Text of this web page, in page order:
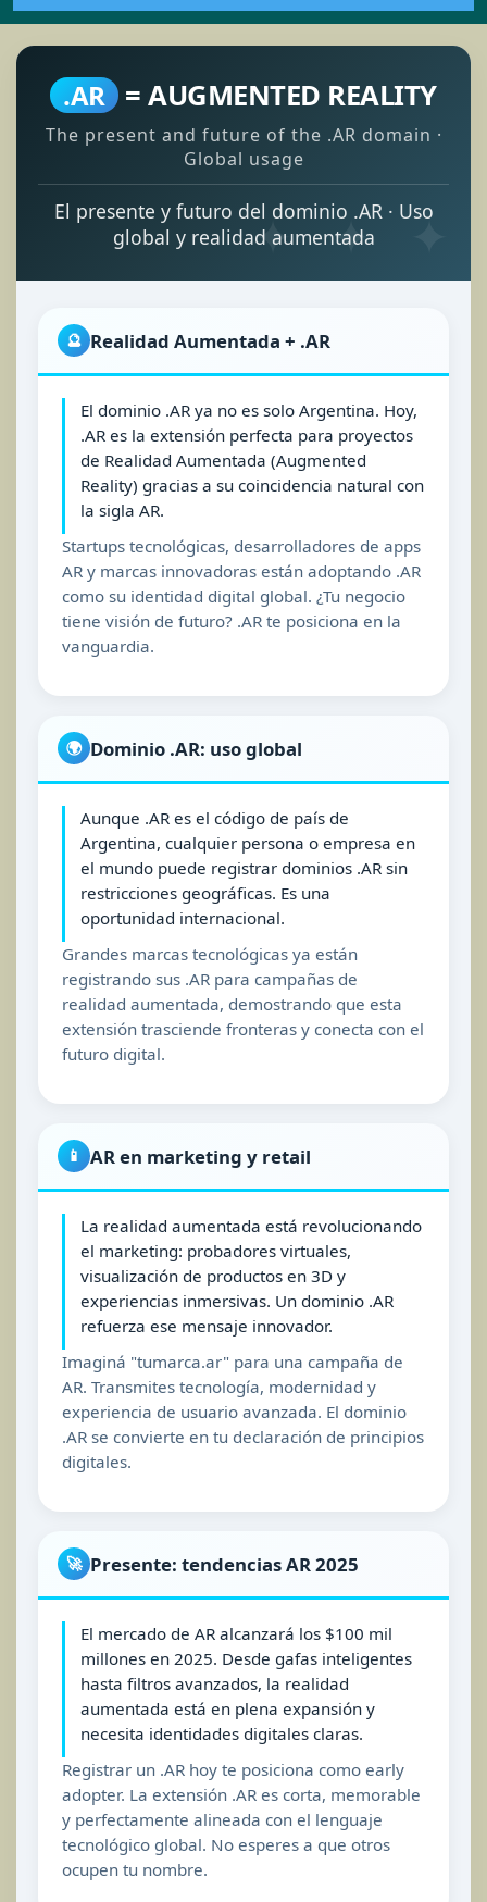
.AR = AUGMENTED REALITY
The present and future of the .AR domain ·
Global usage
El presente y futuro del dominio .AR · Uso
global y realidad aumentada
🔮 Realidad Aumentada + .AR
El dominio .AR ya no es solo Argentina. Hoy,
.AR es la extensión perfecta para proyectos
de Realidad Aumentada (Augmented
Reality) gracias a su coincidencia natural con
la sigla AR.
Startups tecnológicas, desarrolladores de apps
AR y marcas innovadoras están adoptando .AR
como su identidad digital global. ¿Tu negocio
tiene visión de futuro? .AR te posiciona en la
vanguardia.
🌍 Dominio .AR: uso global
Aunque .AR es el código de país de
Argentina, cualquier persona o empresa en
el mundo puede registrar dominios .AR sin
restricciones geográficas. Es una
oportunidad internacional.
Grandes marcas tecnológicas ya están
registrando sus .AR para campañas de
realidad aumentada, demostrando que esta
extensión trasciende fronteras y conecta con el
futuro digital.
📱 AR en marketing y retail
La realidad aumentada está revolucionando
el marketing: probadores virtuales,
visualización de productos en 3D y
experiencias inmersivas. Un dominio .AR
refuerza ese mensaje innovador.
Imaginá "tumarca.ar" para una campaña de
AR. Transmites tecnología, modernidad y
experiencia de usuario avanzada. El dominio
.AR se convierte en tu declaración de principios
digitales.
🚀 Presente: tendencias AR 2025
El mercado de AR alcanzará los $100 mil
millones en 2025. Desde gafas inteligentes
hasta filtros avanzados, la realidad
aumentada está en plena expansión y
necesita identidades digitales claras.
Registrar un .AR hoy te posiciona como early
adopter. La extensión .AR es corta, memorable
y perfectamente alineada con el lenguaje
tecnológico global. No esperes a que otros
ocupen tu nombre.